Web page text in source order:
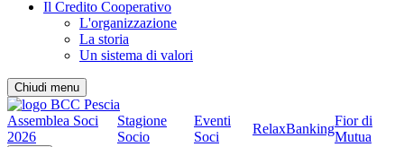
Il Credito Cooperativo
L'organizzazione
La storia
Un sistema di valori
Chiudi menu
Assemblea Soci
2026
Stagione
Socio
Eventi
Soci
RelaxBanking
Fior di
Mutua